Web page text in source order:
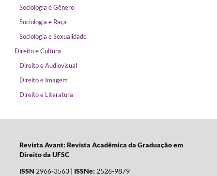
Sociologia e Gênero
Sociologia e Raça
Sociologia e Sexualidade
Direito e Cultura
Direito e Audiovisual
Direito e Imagem
Direito e Literatura
Revista Avant: Revista Acadêmica da Graduação em
Direito da UFSC
ISSN 2966-3563 | ISSNe: 2526-9879